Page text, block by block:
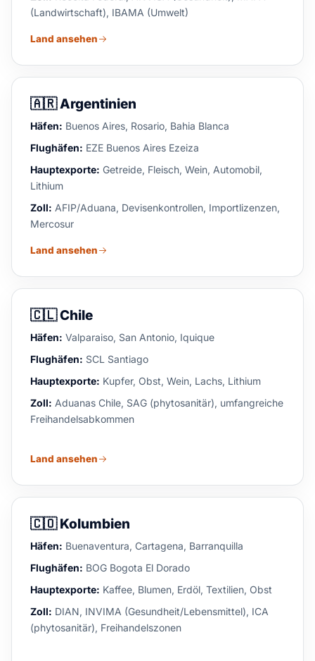
(Landwirtschaft), IBAMA (Umwelt)
Land ansehen
🇦🇷Argentinien
Häfen: Buenos Aires, Rosario, Bahia Blanca
Flughäfen: EZE Buenos Aires Ezeiza
Hauptexporte: Getreide, Fleisch, Wein, Automobil,
Lithium
Zoll: AFIP/Aduana, Devisenkontrollen, Importlizenzen,
Mercosur
Land ansehen
🇨🇱Chile
Häfen: Valparaiso, San Antonio, Iquique
Flughäfen: SCL Santiago
Hauptexporte: Kupfer, Obst, Wein, Lachs, Lithium
Zoll: Aduanas Chile, SAG (phytosanitär), umfangreiche
Freihandelsabkommen
Land ansehen
🇨🇴Kolumbien
Häfen: Buenaventura, Cartagena, Barranquilla
Flughäfen: BOG Bogota El Dorado
Hauptexporte: Kaffee, Blumen, Erdöl, Textilien, Obst
Zoll: DIAN, INVIMA (Gesundheit/Lebensmittel), ICA
(phytosanitär), Freihandelszonen